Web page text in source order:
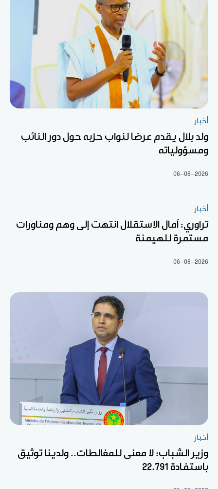
أخبار
ولد بلال يقدم عرضا لنواب حزبه حول دور النائب
ومسؤولياته
06-08-2026
أخبار
تراوري: آمال الاستقلال انتهت إلى وهم ومناورات
مستمرة للهيمنة
06-08-2026
أخبار
وزير الشباب: لا معنى للمغالطات.. ولدينا توثيق
باستفادة 22.791